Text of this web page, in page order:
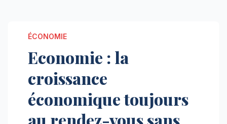
ÉCONOMIE
Economie : la
croissance
économique toujours